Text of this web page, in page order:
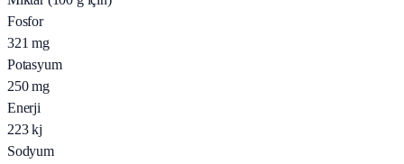
Fosfor
321 mg
Potasyum
250 mg
Enerji
223 kj
Sodyum